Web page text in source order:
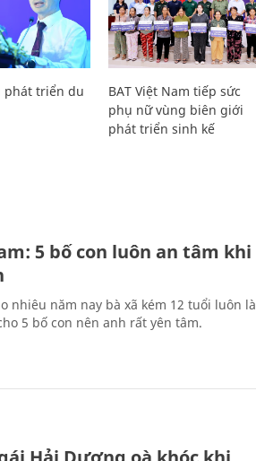
phát triển du
BAT Việt Nam tiếp sức
phụ nữ vùng biên giới
phát triển sinh kế
5 bố con luôn an tâm khi
nhiêu năm nay bà xã kém 12 tuổi luôn là
5 bố con nên anh rất yên tâm.